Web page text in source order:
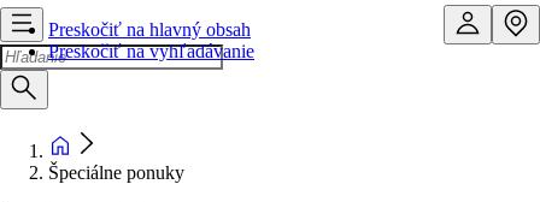
Preskočiť na hlavný obsah
Preskočiť na vyhľadávanie
Špeciálne ponuky